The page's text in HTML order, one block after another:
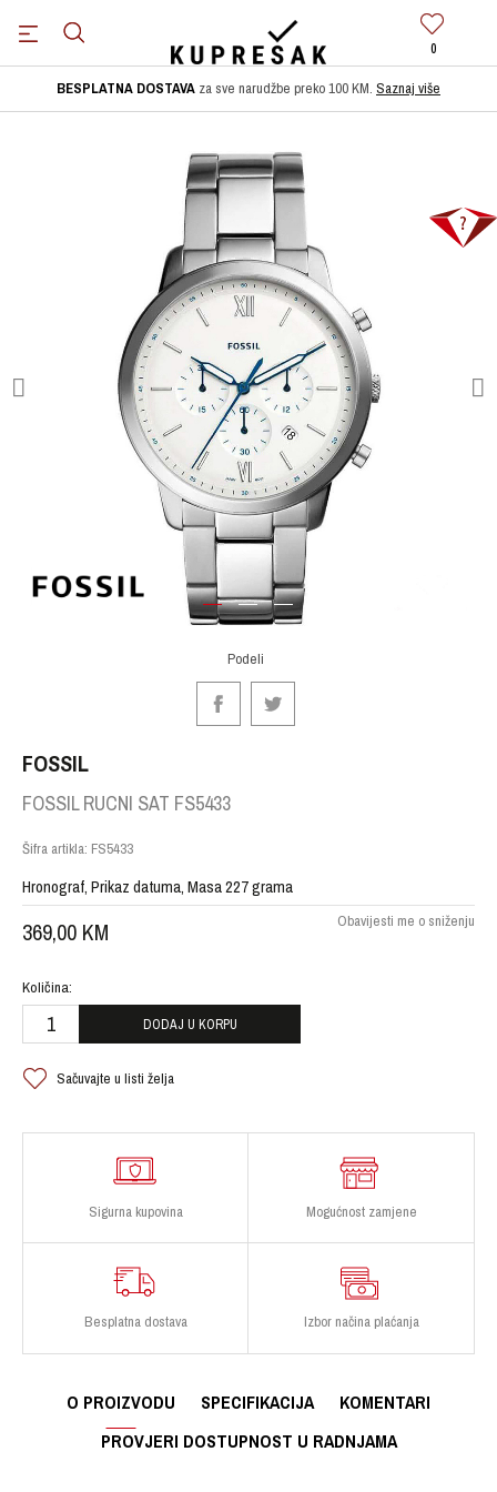
0
BESPLATNA DOSTAVA za sve narudžbe preko 100 KM. Saznaj više
1 2 3
Podeli
FOSSIL
FOSSIL RUCNI SAT FS5433
Šifra artikla: FS5433
Hronograf, Prikaz datuma, Masa 227 grama
369,00 KM Obavijesti me o sniženju
Količina:
DODAJ U KORPU
Sačuvajte u listi želja
Sigurna kupovina Mogućnost zamjene
Besplatna dostava Izbor načina plaćanja
O PROIZVODU SPECIFIKACIJA
KOMENTARI
PROVJERI DOSTUPNOST U RADNJAMA